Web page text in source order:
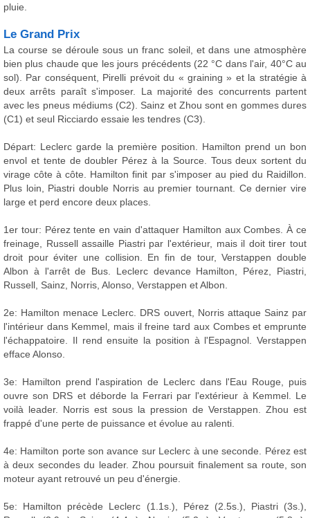
pluie.
Le Grand Prix
La course se déroule sous un franc soleil, et dans une atmosphère
bien plus chaude que les jours précédents (22 °C dans l'air, 40°C au
sol). Par conséquent, Pirelli prévoit du « graining » et la stratégie à
deux arrêts paraît s'imposer. La majorité des concurrents partent
avec les pneus médiums (C2). Sainz et Zhou sont en gommes dures
(C1) et seul Ricciardo essaie les tendres (C3).
Départ: Leclerc garde la première position. Hamilton prend un bon
envol et tente de doubler Pérez à la Source. Tous deux sortent du
virage côte à côte. Hamilton finit par s'imposer au pied du Raidillon.
Plus loin, Piastri double Norris au premier tournant. Ce dernier vire
large et perd encore deux places.
1er tour: Pérez tente en vain d'attaquer Hamilton aux Combes. À ce
freinage, Russell assaille Piastri par l'extérieur, mais il doit tirer tout
droit pour éviter une collision. En fin de tour, Verstappen double
Albon à l'arrêt de Bus. Leclerc devance Hamilton, Pérez, Piastri,
Russell, Sainz, Norris, Alonso, Verstappen et Albon.
2e: Hamilton menace Leclerc. DRS ouvert, Norris attaque Sainz par
l'intérieur dans Kemmel, mais il freine tard aux Combes et emprunte
l'échappatoire. Il rend ensuite la position à l'Espagnol. Verstappen
efface Alonso.
3e: Hamilton prend l'aspiration de Leclerc dans l'Eau Rouge, puis
ouvre son DRS et déborde la Ferrari par l'extérieur à Kemmel. Le
voilà leader. Norris est sous la pression de Verstappen. Zhou est
frappé d'une perte de puissance et évolue au ralenti.
4e: Hamilton porte son avance sur Leclerc à une seconde. Pérez est
à deux secondes du leader. Zhou poursuit finalement sa route, son
moteur ayant retrouvé un peu d'énergie.
5e: Hamilton précède Leclerc (1.1s.), Pérez (2.5s.), Piastri (3s.),